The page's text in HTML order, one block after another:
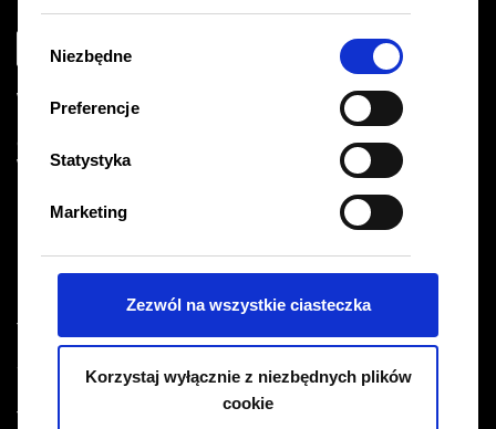
d
Niezbędne
Preferencje
Statystyka
Marketing
Zezwól na wszystkie ciasteczka
Korzystaj wyłącznie z niezbędnych plików
cookie
Witryna globalna
Cookies
Warunki sprzedaży & Regulamin
Logistyka
Mapa witryny
Tata Steel UK Limited
Registered Office: 18 Grosvenor Place, London, SW1X
7HS
Registered in England No. 02280000
T: +44 (0) 20 7717 4444